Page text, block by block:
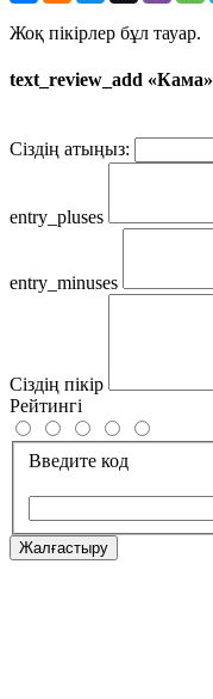
Жоқ пікірлер бұл тауар.
text_review_add «Кама»
Сіздің атыңыз:
entry_pluses
entry_minuses
Сіздің пікір
Рейтингі
Введите код
Жалғастыру